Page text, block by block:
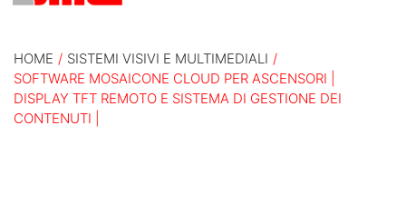
HOME / SISTEMI VISIVI E MULTIMEDIALI /
SOFTWARE MOSAICONE CLOUD PER ASCENSORI |
DISPLAY TFT REMOTO E SISTEMA DI GESTIONE DEI
CONTENUTI |